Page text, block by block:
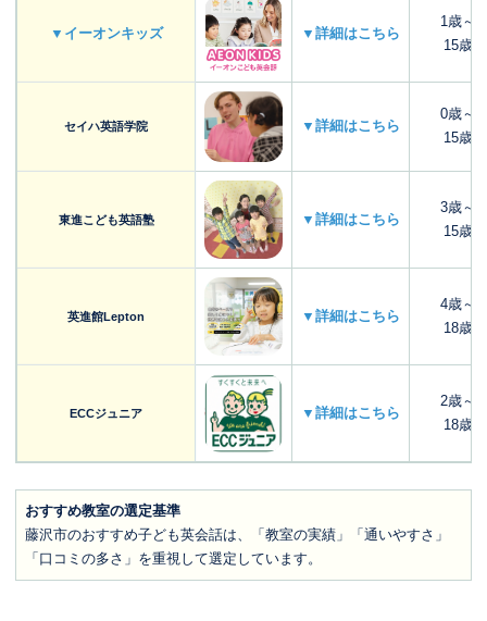
▼イーオンキッズ ▼詳細はこちら
1歳～
15歳
セイハ英語学院 ▼詳細はこちら
0歳～
15歳
東進こども英語塾 ▼詳細はこちら
3歳～
15歳
英進館Lepton ▼詳細はこちら
4歳～
18歳
ECCジュニア ▼詳細はこちら
2歳～
18歳
おすすめ教室の選定基準
藤沢市のおすすめ子ども英会話は、「教室の実績」「通いやすさ」
「口コミの多さ」を重視して選定しています。